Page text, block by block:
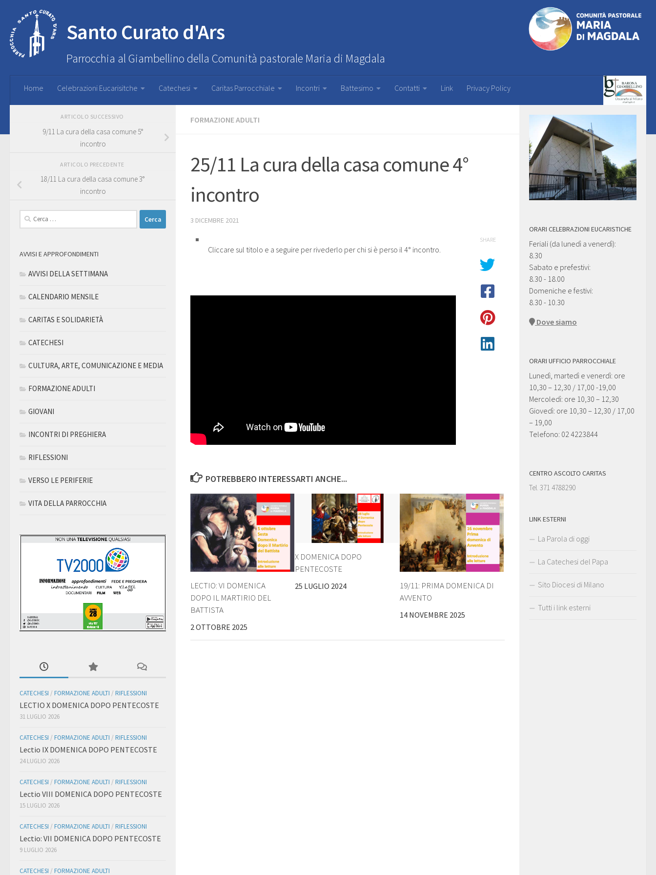
Santo Curato d'Ars
Parrocchia al Giambellino della Comunità pastorale Maria di Magdala
Home Celebrazioni Eucarisitche Catechesi Caritas Parrocchiale Incontri Battesimo Contatti Link Privacy Policy
FORMAZIONE ADULTI
25/11 La cura della casa comune 4°
incontro
3 DICEMBRE 2021
Cliccare sul titolo e a seguire per rivederlo per chi si è perso il 4° incontro.
SHARE
POTREBBERO INTERESSARTI ANCHE...
LECTIO: VI DOMENICA
DOPO IL MARTIRIO DEL
BATTISTA
2 OTTOBRE 2025
X DOMENICA DOPO
PENTECOSTE
25 LUGLIO 2024
19/11: PRIMA DOMENICA DI
AVVENTO
14 NOVEMBRE 2025
ARTICOLO SUCCESSIVO
9/11 La cura della casa comune 5°
incontro
ARTICOLO PRECEDENTE
18/11 La cura della casa comune 3°
incontro
Ricerca
per:
AVVISI E APPROFONDIMENTI
AVVISI DELLA SETTIMANA
CALENDARIO MENSILE
CARITAS E SOLIDARIETÀ
CATECHESI
CULTURA, ARTE, COMUNICAZIONE E MEDIA
FORMAZIONE ADULTI
GIOVANI
INCONTRI DI PREGHIERA
RIFLESSIONI
VERSO LE PERIFERIE
VITA DELLA PARROCCHIA
CATECHESI / FORMAZIONE ADULTI / RIFLESSIONI
LECTIO X DOMENICA DOPO PENTECOSTE
31 LUGLIO 2026
CATECHESI / FORMAZIONE ADULTI / RIFLESSIONI
Lectio IX DOMENICA DOPO PENTECOSTE
24 LUGLIO 2026
CATECHESI / FORMAZIONE ADULTI / RIFLESSIONI
Lectio VIII DOMENICA DOPO PENTECOSTE
15 LUGLIO 2026
CATECHESI / FORMAZIONE ADULTI / RIFLESSIONI
Lectio: VII DOMENICA DOPO PENTECOSTE
9 LUGLIO 2026
CATECHESI / FORMAZIONE ADULTI
ORARI CELEBRAZIONI EUCARISTICHE
Feriali (da lunedì a venerdì):
8.30
Sabato e prefestivi:
8.30 - 18.00
Domeniche e festivi:
8.30 - 10.30
Dove siamo
ORARI UFFICIO PARROCCHIALE
Lunedì, martedì e venerdì: ore
10,30 – 12,30 / 17,00 -19,00
Mercoledì: ore 10,30 – 12,30
Giovedì: ore 10,30 – 12,30 / 17,00
– 19,00
Telefono: 02 4223844
CENTRO ASCOLTO CARITAS
Tel. 371 4788290
LINK ESTERNI
La Parola di oggi
La Catechesi del Papa
Sito Diocesi di Milano
Tutti i link esterni